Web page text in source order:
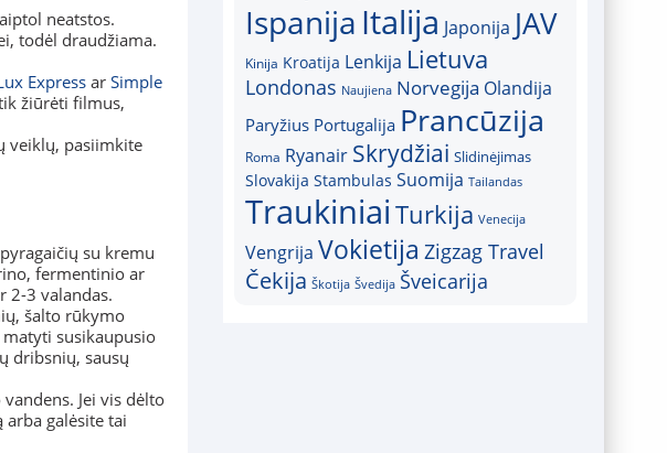
neatstos.
todėl draudžiama.
Express ar Simple
žiūrėti filmus,
veiklų, pasiimkite
su kremu
fermentinio ar
2-3 valandas.
šalto rūkymo
susikaupusio
dribsnių, sausų
Jei vis dėlto
galėsite tai
Ispanija Italija Japonija JAV
Kinija Kroatija Lenkija Lietuva
Londonas Naujiena Norvegija Olandija
Paryžius Portugalija Prancūzija
Roma Ryanair Skrydžiai Slidinėjimas
Slovakija Stambulas Suomija Tailandas
TraukiniaiTurkija Venecija
Vengrija Vokietija Zigzag Travel
Čekija Škotija Švedija Šveicarija